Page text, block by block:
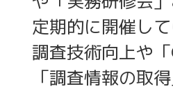
定期的に開催し
調査技術向上や
「調査情報の取